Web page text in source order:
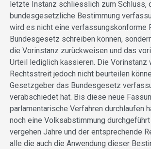
letzte Instanz schliesslich zum Schluss,
bundesgesetzliche Bestimmung
wird es nicht eine verfassungskonforme
Bundesgesetz schreiben können,
die Vorinstanz zurückweisen und das
Urteil lediglich kassieren. Die Vorinstanz
Rechtsstreit jedoch nicht beurteilen
Gesetzgeber das Bundesgesetz
verabschiedet hat. Bis diese neue
parlamentarische Verfahren durchlaufen
noch eine Volksabstimmung
vergehen Jahre und der entsprechende
alle die auch die Anwendung dieser